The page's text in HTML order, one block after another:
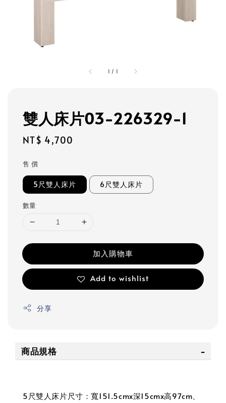
1 / 1
雙人床片03-226329-1
Regular
NT$ 4,700
售 價
5尺雙人床片 6尺雙人床片
數量
加入購物車
Add to wishlist
分享
商品規格
5尺雙人床片尺寸：寬151.5cmx深15cmx高97cm、